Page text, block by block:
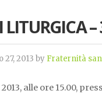
LITURGICA
27, 2013 by Fraternità
alle ore 15.00,